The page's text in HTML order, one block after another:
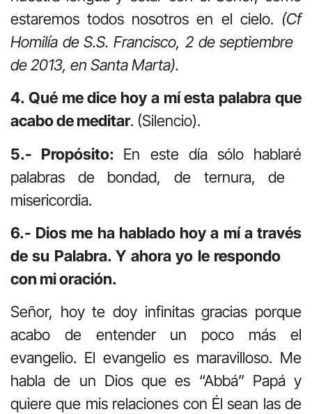
estaremos todos nosotros en el cielo. (Cf
Homilía de S.S. Francisco, 2 de septiembre
de 2013, en Santa Marta).
4. Qué me dice hoy a mí esta palabra que
acabo de meditar. (Silencio).
5.- Propósito: En este día sólo hablaré
palabras de bondad, de ternura, de
misericordia.
6.- Dios me ha hablado hoy a mí a través
de su Palabra. Y ahora yo le respondo
con mi oración.
Señor, hoy te doy infinitas gracias porque
acabo de entender un poco más el
evangelio. El evangelio es maravilloso. Me
habla de un Dios que es “Abbá” Papá y
quiere que mis relaciones con Él sean las de